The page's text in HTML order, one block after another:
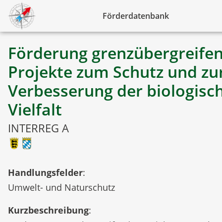
Förderdatenbank
Förderung
Projekte zum Schutz und
Verbesserung der
Vielfalt
INTERREG A
Handlungsfelder:
Umwelt- und Naturschutz
Kurzbeschreibung: